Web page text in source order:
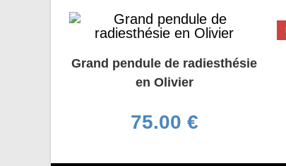
Grand pendule de radiesthésie
en Olivier
75.00 €